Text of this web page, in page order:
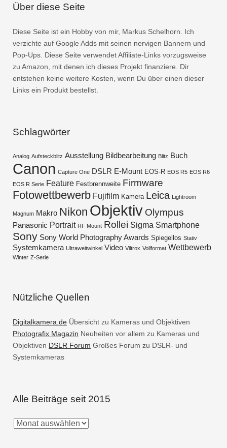
Über diese Seite
Diese Seite ist ein Hobby von mir, Markus Schelhorn. Ich
verzichte auf Google Adds mit seinen nervigen Bannern und
Pop-Ups. Diese Seite verwendet Affiliate-Links vorzugsweise
zu Amazon, mit denen ich dieses Projekt finanziere. Dir
entstehen keine weitere Kosten, wenn Du über einen dieser
Links ein Produkt bestellst.
Schlagwörter
Analog Aufsteckblitz Ausstellung Bildbearbeitung Blitz Buch
Canon Capture One DSLR E-Mount EOS-R EOS R5 EOS R6
EOS R Serie Feature Festbrennweite Firmware
Fotowettbewerb Fujifilm Kamera Leica Lightroom
Magnum Makro Nikon Objektiv Olympus
Panasonic Portrait RF Mount Rollei Sigma Smartphone
Sony Sony World Photography Awards Spiegellos Stativ
Systemkamera Ultraweitwinkel Video Viltrox Vollformat Wettbewerb
Winter Z-Serie
Nützliche Quellen
Digitalkamera.de Übersicht zu Kameras und Objektiven
Photografix Magazin Neuheiten vor allem zu Kameras und
Objektiven DSLR Forum Großes Forum zu DSLR- und
Systemkameras
Alle Beiträge seit 2015